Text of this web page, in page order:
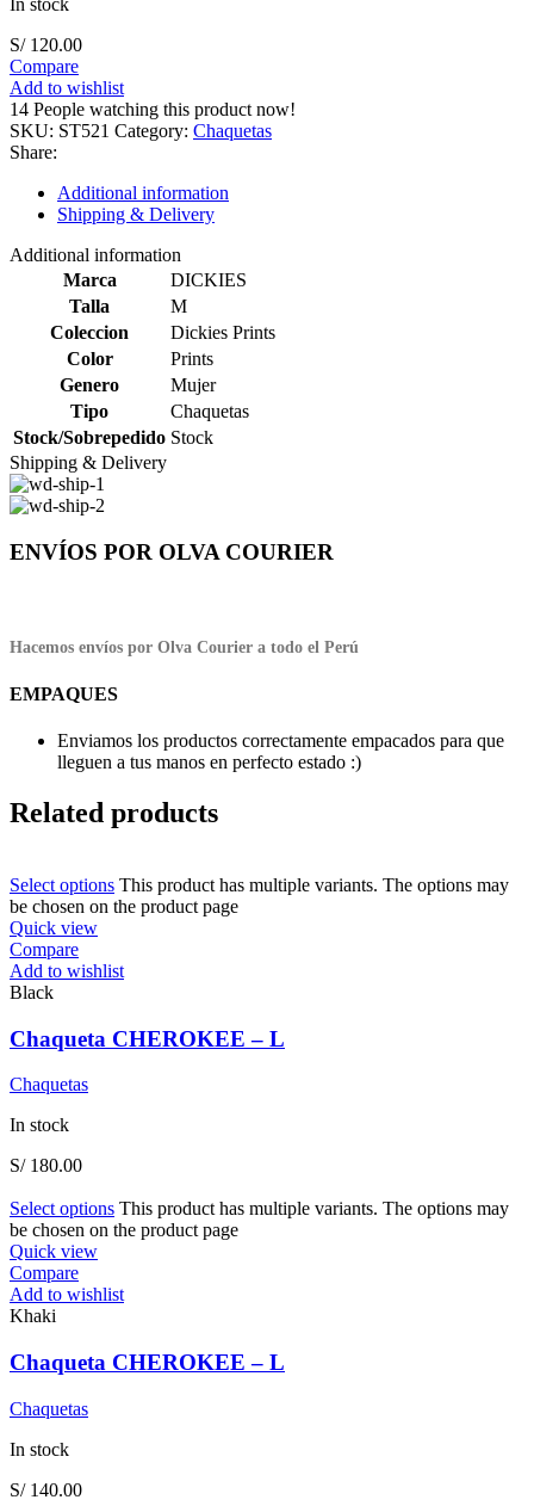
In stock
S/120.00
Compare
Add to wishlist
14 People watching this product now!
SKU: ST521 Category: Chaquetas
Share:
Additional information
Shipping & Delivery
Additional information
Marca
DICKIES
Talla
M
Coleccion
Dickies Prints
Color
Prints
Genero
Mujer
Tipo
Chaquetas
Stock/Sobrepedido Stock
Shipping & Delivery
ENVÍOS POR OLVA COURIER
Hacemos envíos por Olva Courier a todo el Perú
EMPAQUES
Enviamos los productos correctamente empacados para que
lleguen a tus manos en perfecto estado :)
Related products
Select options This product has multiple variants. The options may
be chosen on the product page
Quick view
Compare
Add to wishlist
Black
Chaqueta CHEROKEE – L
Chaquetas
In stock
S/180.00
Select options This product has multiple variants. The options may
be chosen on the product page
Quick view
Compare
Add to wishlist
Khaki
Chaqueta CHEROKEE – L
Chaquetas
In stock
S/140.00